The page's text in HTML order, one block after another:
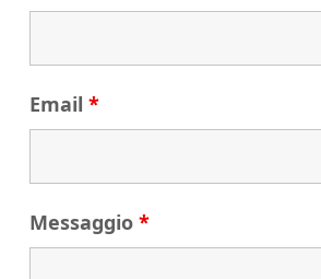
Email*
Messaggio*